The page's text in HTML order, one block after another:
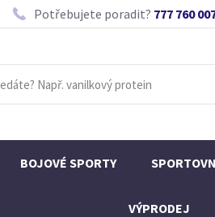
Potřebujete poradit? 777 760
BOJOVÉ SPORTY
VÝPRODEJ